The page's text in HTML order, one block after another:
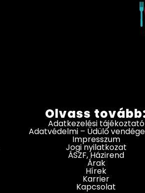
Olvass
Adatkezelési tájékoztató
Adatvédelmi – Üdülő
Impresszum
Jogi nyilatkozat
ÁSZF, Házirend
Árak
Hírek
Karrier
Kapcsolat